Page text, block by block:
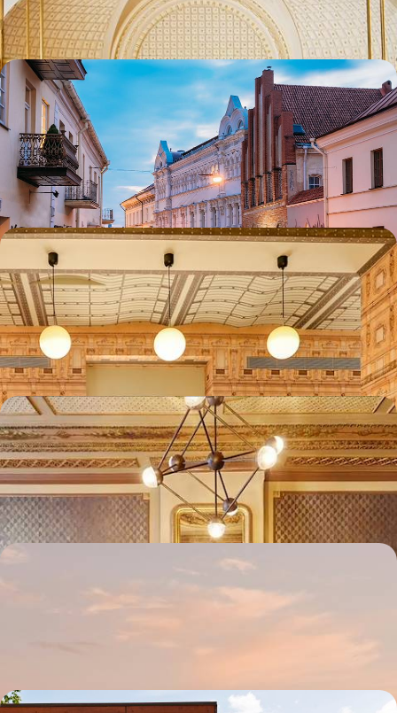
4 jours, de CHF 1200 à CHF 1600
Quelques jours à Vilnius - Héritage artistique &
renouveau alternatif
Trois jours pleins dédiés aux arts et séductions de l’une des capitales
les plus stimulantes d’Europe
4 jours, de CHF 1200 à CHF 1500
Milan en train, l’étoffe du style - Haute couture &
art de vivre
Quatre jours consacrés à la mode et aux arts dans la capitale du style
italien, du Quadrilatero della moda au quartier branché d'Isola
4 jours, de CHF 1300 à CHF 1900
Trois jours à Amsterdam - De l’art et des canaux
Passer trois jours dans cette capitale à la fois paisible et effervescente,
verte et connectée
4 jours, de CHF 1300 à CHF 2200
Héritages et mues éclairées - Tallinn au pluriel
Kalamaja, Port Noblessner, Rotterman : des quartiers bohèmes et post-
industriels qui réécrivent le destin de Tallinn